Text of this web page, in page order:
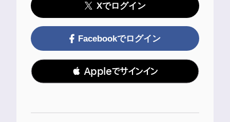
Xでログイン
Facebookでログイン
 Appleでサインイン